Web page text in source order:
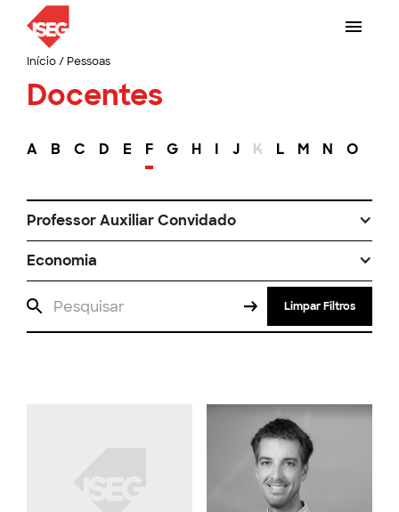
Início/ Pessoas
Docentes
A B C D E F G H I J K L M N O
Professor Auxiliar Convidado
Economia
Limpar Filtros